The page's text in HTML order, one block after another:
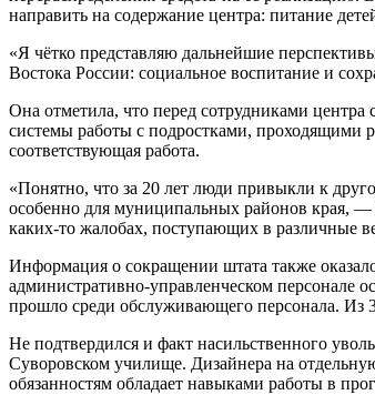
направить на содержание центра: питание
«Я чётко представляю дальнейшие
Востока России: социальное воспитание и
Она отметила, что перед сотрудниками центра
системы работы с подростками, проходящими
соответствующая работа.
«Понятно, что за 20 лет люди привыкли к
особенно для муниципальных районов края,
каких-то жалобах, поступающих в различные
Информация о сокращении штата также
административно-управленческом персонале
прошло среди обслуживающего персонала. Из
Не подтвердился и факт насильственного
Суворовском училище. Дизайнера на
обязанностям обладает навыками работы в